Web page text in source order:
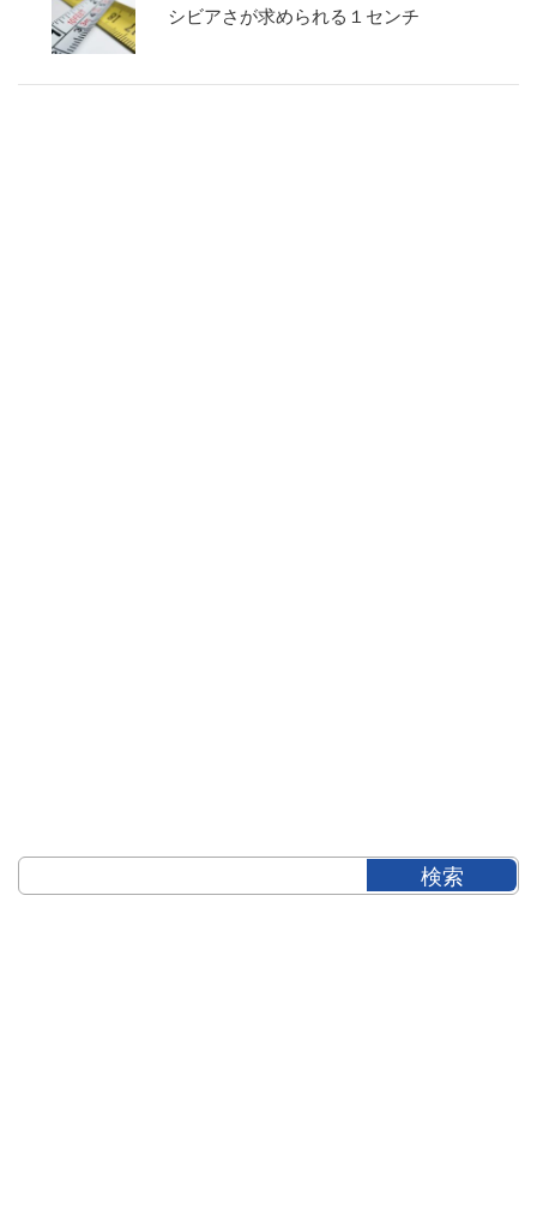
シビアさが求められる１センチ